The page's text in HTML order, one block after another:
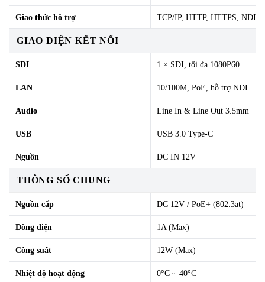
Giao thức hỗ trợ TCP/IP, HTTP, HTTPS, NDI,
GIAO DIỆN KẾT NỐI
SDI 1 × SDI, tối đa 1080P60
LAN 10/100M, PoE, hỗ trợ NDI
Audio Line In & Line Out 3.5mm
USB USB 3.0 Type-C
Nguồn DC IN 12V
THÔNG SỐ CHUNG
Nguồn cấp DC 12V / PoE+ (802.3at)
Dòng điện 1A (Max)
Công suất 12W (Max)
Nhiệt độ hoạt động 0°C ~ 40°C